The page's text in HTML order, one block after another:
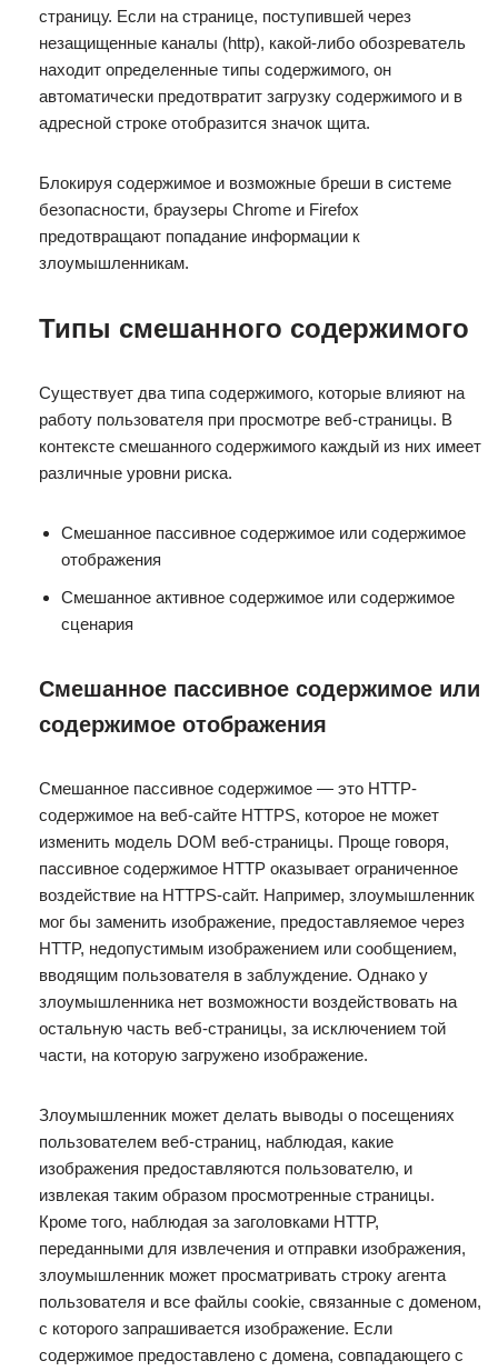
страницу. Если на странице, поступившей через
незащищенные каналы (http), какой-либо обозреватель
находит определенные типы содержимого, он
автоматически предотвратит загрузку содержимого и в
адресной строке отобразится значок щита.
Блокируя содержимое и возможные бреши в системе
безопасности, браузеры Chrome и Firefox
предотвращают попадание информации к
злоумышленникам.
Типы смешанного содержимого
Существует два типа содержимого, которые влияют на
работу пользователя при просмотре веб-страницы. В
контексте смешанного содержимого каждый из них имеет
различные уровни риска.
Смешанное пассивное содержимое или содержимое
отображения
Смешанное активное содержимое или содержимое
сценария
Смешанное пассивное содержимое или
содержимое отображения
Смешанное пассивное содержимое — это HTTP-
содержимое на веб-сайте HTTPS, которое не может
изменить модель DOM веб-страницы. Проще говоря,
пассивное содержимое HTTP оказывает ограниченное
воздействие на HTTPS-сайт. Например, злоумышленник
мог бы заменить изображение, предоставляемое через
HTTP, недопустимым изображением или сообщением,
вводящим пользователя в заблуждение. Однако у
злоумышленника нет возможности воздействовать на
остальную часть веб-страницы, за исключением той
части, на которую загружено изображение.
Злоумышленник может делать выводы о посещениях
пользователем веб-страниц, наблюдая, какие
изображения предоставляются пользователю, и
извлекая таким образом просмотренные страницы.
Кроме того, наблюдая за заголовками HTTP,
переданными для извлечения и отправки изображения,
злоумышленник может просматривать строку агента
пользователя и все файлы cookie, связанные с доменом,
с которого запрашивается изображение. Если
содержимое предоставлено с домена, совпадающего с